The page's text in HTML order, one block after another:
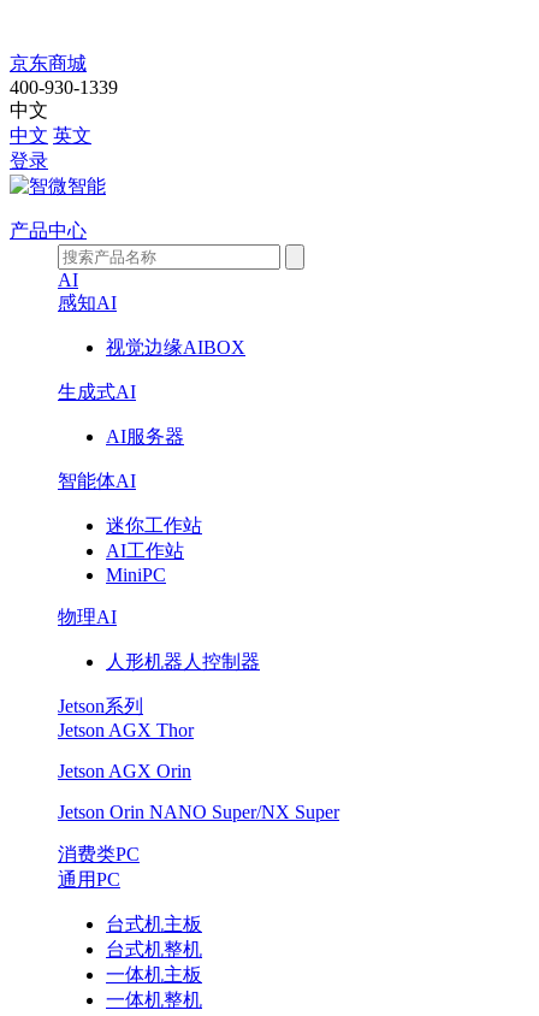
IPC-
4U830-
Z390-
6L
京东商城
400-930-1339
中文
中文 英文
登录
产品中心
AI
感知AI
视觉边缘AIBOX
生成式AI
AI服务器
智能体AI
迷你工作站
AI工作站
MiniPC
物理AI
人形机器人控制器
Jetson系列
Jetson AGX Thor
Jetson AGX Orin
Jetson Orin NANO Super/NX Super
消费类PC
通用PC
台式机主板
台式机整机
一体机主板
一体机整机